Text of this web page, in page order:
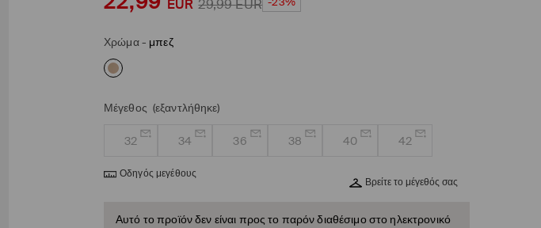
EUR 29,99EUR
Χρώμα- μπεζ
Μέγεθος (εξαντλήθηκε)
32 34 36 38 40 42
Οδηγός μεγέθους
Βρείτε το μέγεθός σας
Αυτό το προϊόν δεν είναι προς το παρόν διαθέσιμο στο ηλεκτρονικό